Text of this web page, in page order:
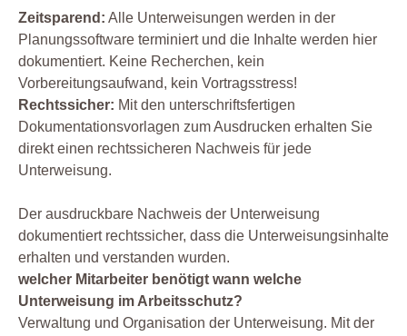
Zeitsparend: Alle Unterweisungen werden in der
Planungssoftware terminiert und die Inhalte werden hier
dokumentiert. Keine Recherchen, kein
Vorbereitungsaufwand, kein Vortragsstress!
Rechtssicher: Mit den unterschriftsfertigen
Dokumentationsvorlagen zum Ausdrucken erhalten Sie
direkt einen rechtssicheren Nachweis für jede
Unterweisung.
Der ausdruckbare Nachweis der Unterweisung
dokumentiert rechtssicher, dass die Unterweisungsinhalte
erhalten und verstanden wurden.
welcher Mitarbeiter benötigt wann welche
Unterweisung im Arbeitsschutz?
Verwaltung und Organisation der Unterweisung. Mit der